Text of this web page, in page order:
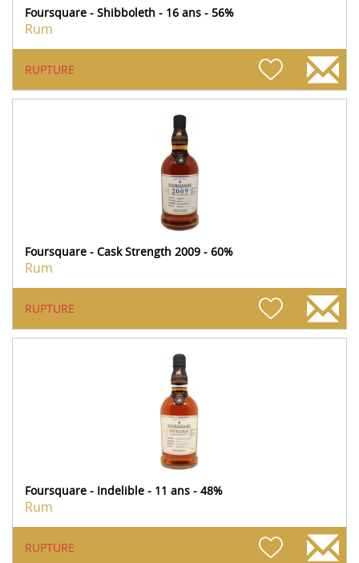
Foursquare - Shibboleth - 16 ans - 56%
Rum
RUPTURE
Foursquare - Cask Strength 2009 - 60%
Rum
RUPTURE
Foursquare - Indelible - 11 ans - 48%
Rum
RUPTURE